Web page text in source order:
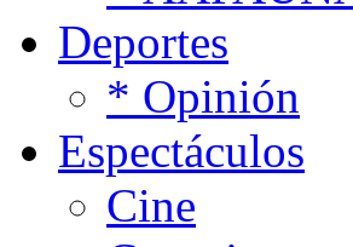
Deportes
* Opinión
Espectáculos
Cine